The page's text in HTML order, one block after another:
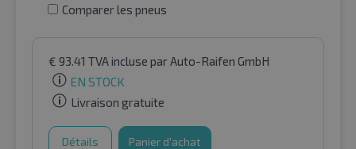
Comparer les pneus
€ 93.41 TVA incluse par Auto-Raifen GmbH
EN STOCK
Livraison gratuite
Détails Panier d'achat